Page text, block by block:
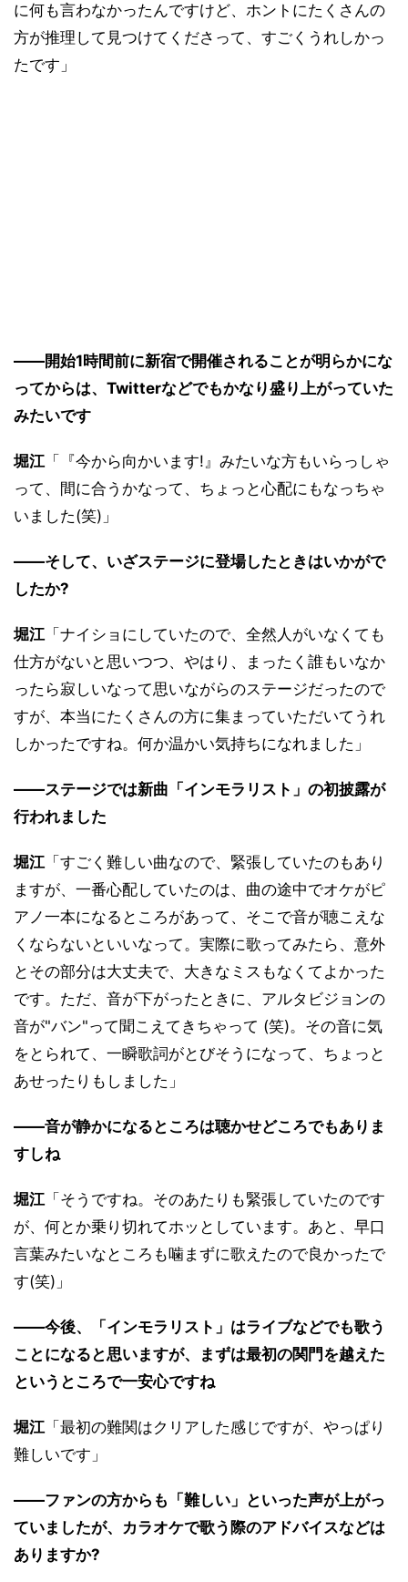
に何も言わなかったんですけど、ホントにたくさんの
方が推理して見つけてくださって、すごくうれしかっ
たです」
――開始1時間前に新宿で開催されることが明らかにな
ってからは、Twitterなどでもかなり盛り上がっていた
みたいです
堀江「『今から向かいます!』みたいな方もいらっしゃ
って、間に合うかなって、ちょっと心配にもなっちゃ
いました(笑)」
――そして、いざステージに登場したときはいかがで
したか?
堀江「ナイショにしていたので、全然人がいなくても
仕方がないと思いつつ、やはり、まったく誰もいなか
ったら寂しいなって思いながらのステージだったので
すが、本当にたくさんの方に集まっていただいてうれ
しかったですね。何か温かい気持ちになれました」
――ステージでは新曲「インモラリスト」の初披露が
行われました
堀江「すごく難しい曲なので、緊張していたのもあり
ますが、一番心配していたのは、曲の途中でオケがピ
アノ一本になるところがあって、そこで音が聴こえな
くならないといいなって。実際に歌ってみたら、意外
とその部分は大丈夫で、大きなミスもなくてよかった
です。ただ、音が下がったときに、アルタビジョンの
音が"バン"って聞こえてきちゃって (笑)。その音に気
をとられて、一瞬歌詞がとびそうになって、ちょっと
あせったりもしました」
――音が静かになるところは聴かせどころでもありま
すしね
堀江「そうですね。そのあたりも緊張していたのです
が、何とか乗り切れてホッとしています。あと、早口
言葉みたいなところも噛まずに歌えたので良かったで
す(笑)」
――今後、「インモラリスト」はライブなどでも歌う
ことになると思いますが、まずは最初の関門を越えた
というところで一安心ですね
堀江「最初の難関はクリアした感じですが、やっぱり
難しいです」
――ファンの方からも「難しい」といった声が上がっ
ていましたが、カラオケで歌う際のアドバイスなどは
ありますか?